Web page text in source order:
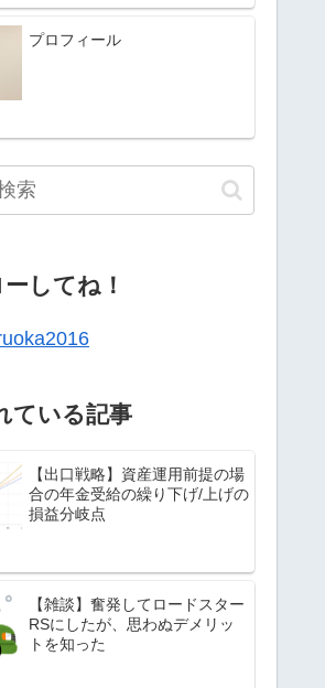
プロフィール
してね！
ている記事
【出口戦略】資産運用前提の場
合の年金受給の繰り下げ/上げの
損益分岐点
【雑談】奮発してロードスター
RSにしたが、思わぬデメリッ
トを知った